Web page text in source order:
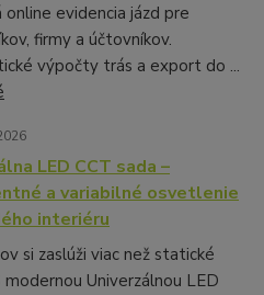
online evidencia jázd pre
firmy a účtovníkov.
výpočty trás a export do ...
LED CCT sada –
a variabilné osvetlenie
interiéru
si zaslúži viac než statické
Univerzálnou LED